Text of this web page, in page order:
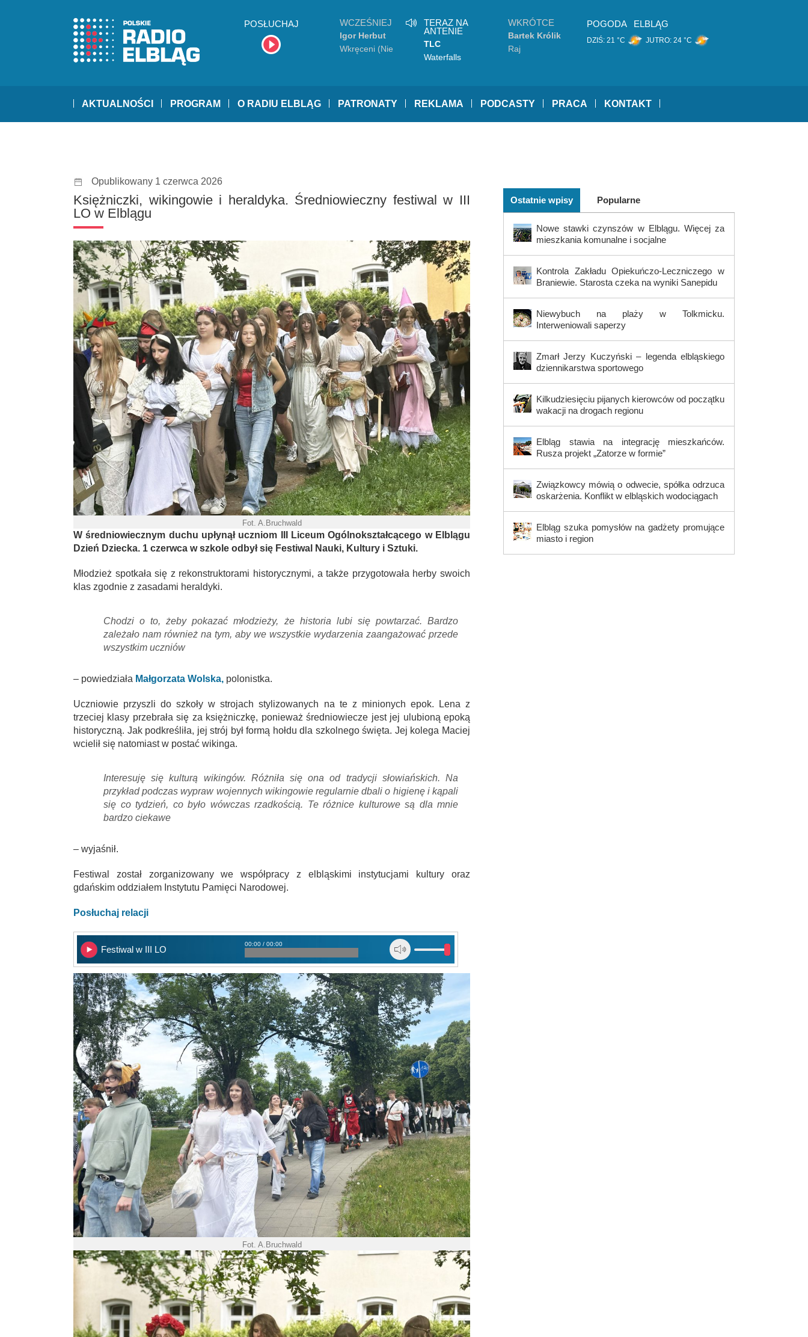
POSŁUCHAJ WCZEŚNIEJ
Igor Herbut
Wkręceni (Nie
TERAZ NA
ANTENIE
TLC
Waterfalls
WKRÓTCE
Bartek Królik
Raj
POGODA ELBLĄG
DZIŚ: 21 °C JUTRO: 24 °C
AKTUALNOŚCI PROGRAM O RADIU ELBLĄG PATRONATY REKLAMA PODCASTY PRACA KONTAKT
Opublikowany 1 czerwca 2026
Księżniczki, wikingowie i heraldyka. Średniowieczny festiwal w III
LO w Elblągu
Fot. A.Bruchwald
W średniowiecznym duchu upłynął uczniom III Liceum Ogólnokształcącego w Elblągu
Dzień Dziecka. 1 czerwca w szkole odbył się Festiwal Nauki, Kultury i Sztuki.
Młodzież spotkała się z rekonstruktorami historycznymi, a także przygotowała herby swoich
klas zgodnie z zasadami heraldyki.
Chodzi o to, żeby pokazać młodzieży, że historia lubi się powtarzać. Bardzo
zależało nam również na tym, aby we wszystkie wydarzenia zaangażować przede
wszystkim uczniów
– powiedziała Małgorzata Wolska, polonistka.
Uczniowie przyszli do szkoły w strojach stylizowanych na te z minionych epok. Lena z
trzeciej klasy przebrała się za księżniczkę, ponieważ średniowiecze jest jej ulubioną epoką
historyczną. Jak podkreśliła, jej strój był formą hołdu dla szkolnego święta. Jej kolega Maciej
wcielił się natomiast w postać wikinga.
Interesuję się kulturą wikingów. Różniła się ona od tradycji słowiańskich. Na
przykład podczas wypraw wojennych wikingowie regularnie dbali o higienę i kąpali
się co tydzień, co było wówczas rzadkością. Te różnice kulturowe są dla mnie
bardzo ciekawe
– wyjaśnił.
Festiwal został zorganizowany we współpracy z elbląskimi instytucjami kultury oraz
gdańskim oddziałem Instytutu Pamięci Narodowej.
Posłuchaj relacji
Festiwal w III LO
00:00 / 00:00
Fot. A.Bruchwald
Ostatnie wpisy Popularne
Nowe stawki czynszów w Elblągu. Więcej za
mieszkania komunalne i socjalne
Kontrola Zakładu Opiekuńczo-Leczniczego w
Braniewie. Starosta czeka na wyniki Sanepidu
Niewybuch na plaży w Tolkmicku.
Interweniowali saperzy
Zmarł Jerzy Kuczyński – legenda elbląskiego
dziennikarstwa sportowego
Kilkudziesięciu pijanych kierowców od początku
wakacji na drogach regionu
Elbląg stawia na integrację mieszkańców.
Rusza projekt „Zatorze w formie”
Związkowcy mówią o odwecie, spółka odrzuca
oskarżenia. Konflikt w elbląskich wodociągach
Elbląg szuka pomysłów na gadżety promujące
miasto i region